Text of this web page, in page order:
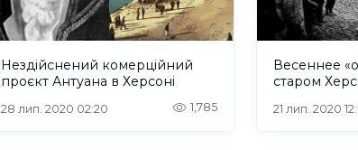
Нездійснений комерційний
проєкт Антуана в Херсоні
28 лип. 2020 02:20 1,785
Весеннее
старом
21 лип. 2020